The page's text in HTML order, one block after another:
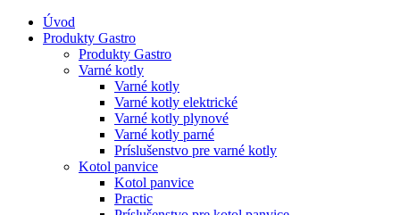
Úvod
Produkty Gastro
Produkty Gastro
Varné kotly
Varné kotly
Varné kotly elektrické
Varné kotly plynové
Varné kotly parné
Príslušenstvo pre varné kotly
Kotol panvice
Kotol panvice
Practic